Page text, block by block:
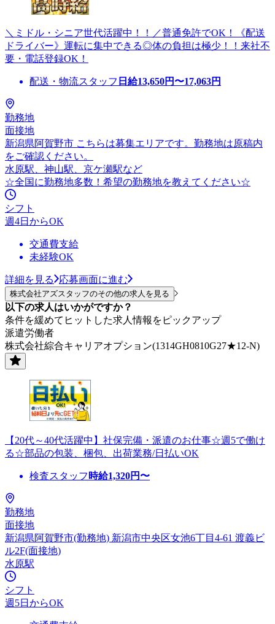
＼ミドル・シニア世代活躍中！！／普通免許でOK！《配送
ドライバー》運転に集中できる◎体の負担は極少！！来社不
要・電話登録OK！
配送・物流スタッフ 日給13,650円〜17,063円
勤務地
面接地
新潟県阿賀野市 こちらは募集エリアです。勤務地は原稿内
をご確認ください。
水原駅、神山駅、京ケ瀬駅など
☆全国に勤務地多数！希望の勤務地を教えてください☆
シフト
週4日からOK
交通費支給
未経験OK
詳細を見る 応募画面に進む
株式会社アズスタッフのその他の求人を見る
以下の求人はいかがですか？
条件を緩めてヒットした求人情報をピックアップ
派遣労働者
株式会社綜合キャリアオプション(1314GH0810G27★12-N)
【20代～40代活躍中】社保完備・派遣のお仕事☆週5で働け
る☆部品の包装、梱包、出荷業務/日払いOK
検査スタッフ 時給1,320円〜
勤務地
面接地
新潟県阿賀野市(勤務地) 新潟市中央区女池6丁目4-61 渡義ビ
ル2F(面接地)
水原駅
シフト
週5日からOK